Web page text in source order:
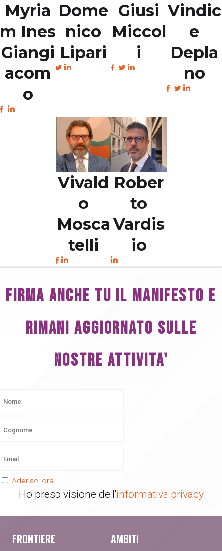
Myria
m Ines
Giangi
acom
o
Dome
nico
Lipari
Giusi
Miccol
i
Vindic
e
Depla
no
Vivald
o
Mosca
telli
Rober
to
Vardis
io
FIRMA ANCHE TU IL MANIFESTO E
RIMANI AGGIORNATO SULLE
NOSTRE ATTIVITA'
Aderisci ora
Ho preso visione dell'informativa privacy
FRONTIERE AMBITI